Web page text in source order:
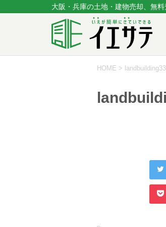
大阪・兵庫の土地・建物売却、無
HOME >